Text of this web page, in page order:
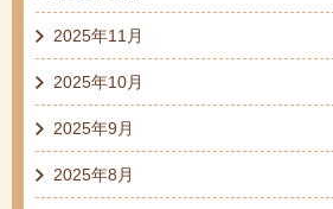
2025年11月
2025年10月
2025年9月
2025年8月